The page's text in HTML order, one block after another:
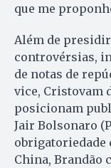
que me
Além de
controvérsias,
de notas de
vice, Cristovam
posicionam
Jair Bolsonaro
obrigatoriedade
China, Brandão